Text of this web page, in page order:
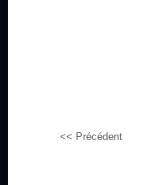
<< Précédent